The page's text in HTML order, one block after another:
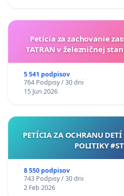
Petícia za zachovanie
TATRAN v železničnej
5 541 podpisov
764 Podpisy / 30 dni
15 Jun 2026
PETÍCIA ZA OCHRANU DETÍ
POLITIKY
8 550 podpisov
743 Podpisy / 30 dni
2 Feb 2026